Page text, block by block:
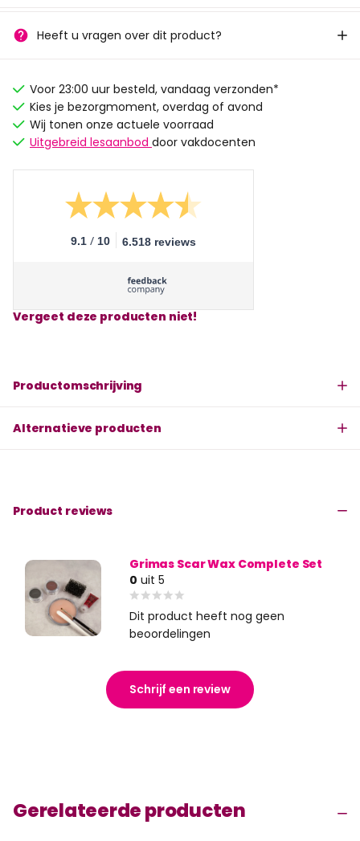
Heeft u vragen over dit product?
Voor 23:00 uur besteld, vandaag verzonden*
Kies je bezorgmoment, overdag of avond
Wij tonen onze actuele voorraad
Uitgebreid lesaanbod door vakdocenten
9.1 / 10 6.518 reviews
Vergeet deze producten niet!
Productomschrijving
Alternatieve producten
Product reviews
Grimas Scar Wax Complete Set
0 uit 5
Dit product heeft nog geen
beoordelingen
Schrijf een review
Gerelateerde producten